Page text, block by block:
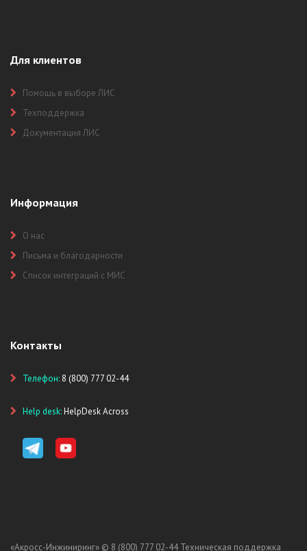
Для клиентов
Помощь в выборе ЛИС
Техподдержка
Документация ЛИС
Информация
О нас
Письма и благодарности
Список интеграций с МИС
Контакты
Телефон: 8 (800) 777 02-44
Help desk:HelpDesk Across
«Акросс-Инжиниринг» © 8 (800) 777 02-44 Техническая поддержка